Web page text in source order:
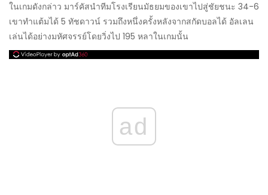
ในเกมดังกล่าว มาร์คัสนำทีมโรงเรียนมัธยมของเขาไปสู่ชัยชนะ 34-6
เขาทำแต้มได้ 5 ทัชดาวน์ รวมถึงหนึ่งครั้งหลังจากสกัดบอลได้ อัลเลน
เล่นได้อย่างมหัศจรรย์โดยวิ่งไป 195 หลาในเกมนั้น
ad